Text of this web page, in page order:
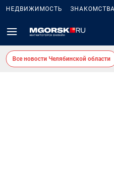
НЕДВИЖИМОСТЬ ЗНАКОМСТВА
Все новости Челябинской области